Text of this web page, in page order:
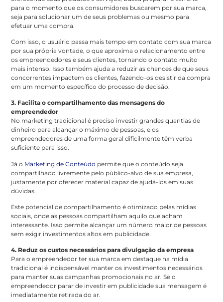
para o momento que os consumidores buscarem por sua marca,
seja para solucionar um de seus problemas ou mesmo para
efetuar uma compra.
Com isso, o usuário passa mais tempo em contato com sua marca
por sua própria vontade, o que aproxima o relacionamento entre
os empreendedores e seus clientes, tornando o contato muito
mais intenso. Isso também ajuda a reduzir as chances de que seus
concorrentes impactem os clientes, fazendo-os desistir da compra
em um momento específico do processo de decisão.
3. Facilita o compartilhamento das mensagens do
empreendedor
No marketing tradicional é preciso investir grandes quantias de
dinheiro para alcançar o máximo de pessoas, e os
empreendedores de uma forma geral dificilmente têm verba
suficiente para isso.
Já o Marketing de Conteúdo permite que o conteúdo seja
compartilhado livremente pelo público-alvo de sua empresa,
justamente por oferecer material capaz de ajudá-los em suas
dúvidas.
Este potencial de compartilhamento é otimizado pelas mídias
sociais, onde as pessoas compartilham aquilo que acham
interessante. Isso permite alcançar um número maior de pessoas
sem exigir investimentos altos em publicidade.
4. Reduz os custos necessários para divulgação da empresa
Para o empreendedor ter sua marca em destaque na mídia
tradicional é indispensável manter os investimentos necessários
para manter suas campanhas promocionais no ar. Se o
empreendedor parar de investir em publicidade sua mensagem é
imediatamente retirada do ar.